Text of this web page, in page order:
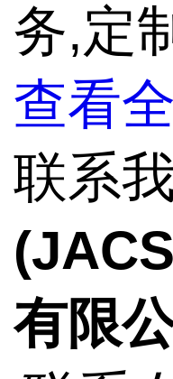
务,定
查看
联系
有限